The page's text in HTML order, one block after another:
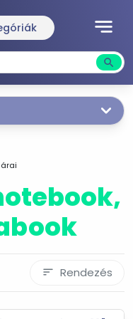
notes
search
sort Rendezés